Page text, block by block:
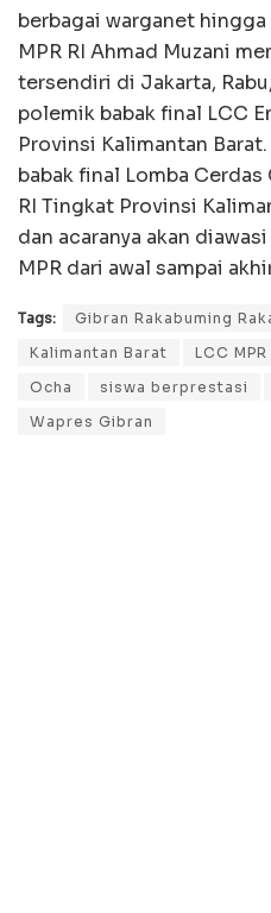
berbagai warganet hingga
MPR RI Ahmad Muzani
tersendiri di Jakarta,
polemik babak final LCC
Provinsi Kalimantan
babak final Lomba
RI Tingkat Provinsi
dan acaranya akan
MPR dari awal sampai
Tags: Gibran Rakabuming
Kalimantan Barat
LCC MPR
Ocha
siswa berprestasi
Wapres Gibran